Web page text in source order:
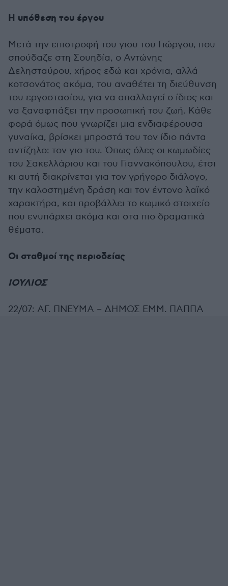
Η υπόθεση του έργου
Μετά την επιστροφή του γιου του Γιώργου, που
σπούδαζε στη Σουηδία, ο Αντώνης
Δελησταύρου, χήρος εδώ και χρόνια, αλλά
κοτσονάτος ακόμα, του αναθέτει τη διεύθυνση
του εργοστασίου, για να απαλλαγεί ο ίδιος και
να ξαναφτιάξει την προσωπική του ζωή. Κάθε
φορά όμως που γνωρίζει μια ενδιαφέρουσα
γυναίκα, βρίσκει μπροστά του τον ίδιο πάντα
αντίζηλο: τον γιο του. Όπως όλες οι κωμωδίες
του Σακελλάριου και του Γιαννακόπουλου, έτσι
κι αυτή διακρίνεται για τον γρήγορο διάλογο,
την καλοστημένη δράση και τον έντονο λαϊκό
χαρακτήρα, και προβάλλει το κωμικό στοιχείο
που ενυπάρχει ακόμα και στα πιο δραματικά
θέματα.
Οι σταθμοί της περιοδείας
ΙΟΥΛΙΟΣ
22/07: ΑΓ. ΠΝΕΥΜΑ – ΔΗΜΟΣ ΕΜΜ. ΠΑΠΠΑ